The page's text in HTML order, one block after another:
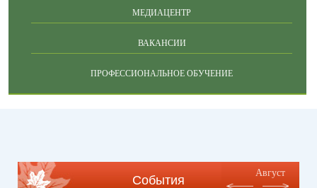
МЕДИАЦЕНТР
ВАКАНСИИ
ПРОФЕССИОНАЛЬНОЕ ОБУЧЕНИЕ
События
Август